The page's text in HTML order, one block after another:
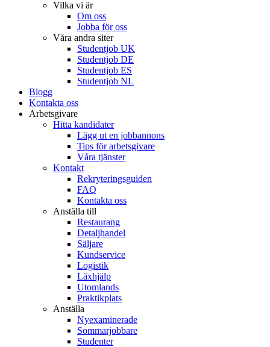
Vilka vi är
Om oss
Jobba för oss
Våra andra siter
Studentjob UK
Studentjob DE
Studentjob ES
Studentjob NL
Blogg
Kontakta oss
Arbetsgivare
Hitta kandidater
Lägg ut en jobbannons
Tips för arbetsgivare
Våra tjänster
Kontakt
Rekryteringsguiden
FAQ
Kontakta oss
Anställa till
Restaurang
Detaljhandel
Säljare
Kundservice
Logistik
Läxhjälp
Utomlands
Praktikplats
Anställa
Nyexaminerade
Sommarjobbare
Studenter